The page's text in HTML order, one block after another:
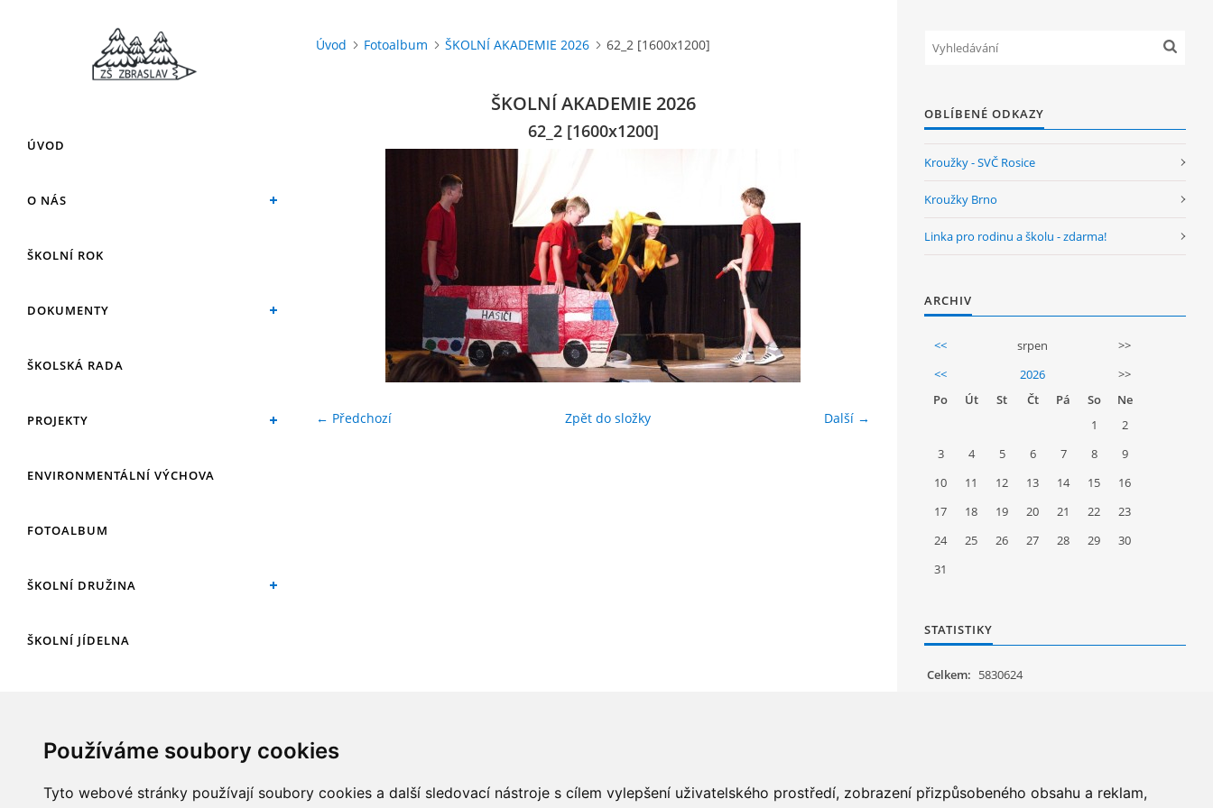
Používáme soubory cookies
Tyto webové stránky používají soubory cookies a další sledovací nástroje s cílem vylepšení uživatelského prostředí, zobrazení přizpůsobeného obsahu a reklam,
ÚVOD
O NÁS
ŠKOLNÍ ROK
DOKUMENTY
ŠKOLSKÁ RADA
PROJEKTY
ENVIRONMENTÁLNÍ VÝCHOVA
FOTOALBUM
ŠKOLNÍ DRUŽINA
ŠKOLNÍ JÍDELNA
KROUŽKY
Úvod Fotoalbum ŠKOLNÍ AKADEMIE 2026 62_2 [1600x1200]
ŠKOLNÍ AKADEMIE 2026
62_2 [1600x1200]
← Předchozí Další →
Zpět do složky
OBLÍBENÉ ODKAZY
Kroužky - SVČ Rosice
Kroužky Brno
Linka pro rodinu a školu - zdarma!
ARCHIV
<< srpen
>>
<<
2026
>>
Po
Út St Čt Pá So
Ne
1
2
3
4 5 6 7 8
9
10
11 12 13 14 15
16
17
18 19 20 21 22
23
24
25 26 27 28 29
30
31
STATISTIKY
Celkem: 5830624